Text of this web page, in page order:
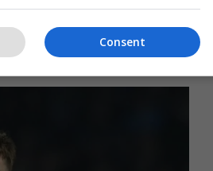
Comolli, raportohet
për të siguruar
të çojë në largimin e tij.
Consent